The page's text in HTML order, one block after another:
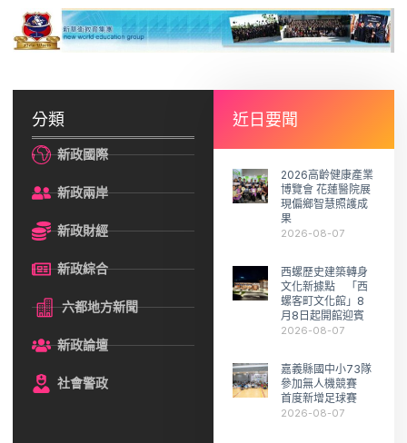
分類
新政國際
新政兩岸
新政財經
新政綜合
六都地方新聞
新政論壇
社會警政
近日要聞
2026高齡健康產業
博覽會 花蓮醫院展
現偏鄉智慧照護成
果
2026-08-07
西螺歷史建築轉身
文化新據點 「西
螺客町文化館」8
月8日起開館迎賓
2026-08-07
嘉義縣國中小73隊
參加無人機競賽
首度新增足球賽
2026-08-07